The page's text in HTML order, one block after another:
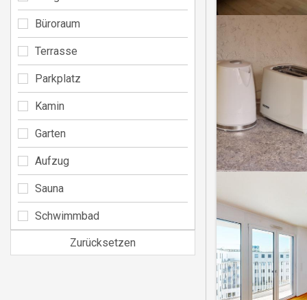
Büroraum
Terrasse
Parkplatz
Kamin
Garten
Aufzug
Sauna
Schwimmbad
Zurücksetzen